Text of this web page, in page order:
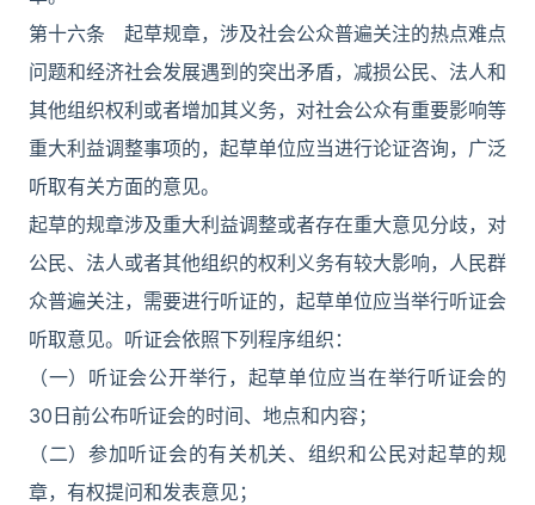
第十六条 起草规章，涉及社会公众普遍关注的热点难点
问题和经济社会发展遇到的突出矛盾，减损公民、法人和
其他组织权利或者增加其义务，对社会公众有重要影响等
重大利益调整事项的，起草单位应当进行论证咨询，广泛
听取有关方面的意见。
起草的规章涉及重大利益调整或者存在重大意见分歧，对
公民、法人或者其他组织的权利义务有较大影响，人民群
众普遍关注，需要进行听证的，起草单位应当举行听证会
听取意见。听证会依照下列程序组织：
（一）听证会公开举行，起草单位应当在举行听证会的
30日前公布听证会的时间、地点和内容；
（二）参加听证会的有关机关、组织和公民对起草的规
章，有权提问和发表意见；